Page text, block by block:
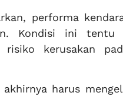
performa
Kondisi ini tentu
risiko kerusakan
harus